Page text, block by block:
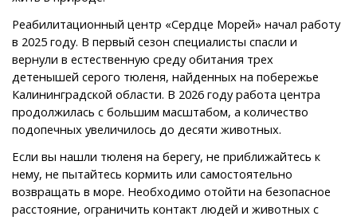
Реабилитационный центр «Сердце Морей» начал работу
в 2025 году. В первый сезон специалисты спасли и
вернули в естественную среду обитания трех
детенышей серого тюленя, найденных на побережье
Калининградской области. В 2026 году работа центра
продолжилась с большим масштабом, а количество
подопечных увеличилось до десяти животных.
Если вы нашли тюленя на берегу, не приближайтесь к
нему, не пытайтесь кормить или самостоятельно
возвращать в море. Необходимо отойти на безопасное
расстояние, ограничить контакт людей и животных с